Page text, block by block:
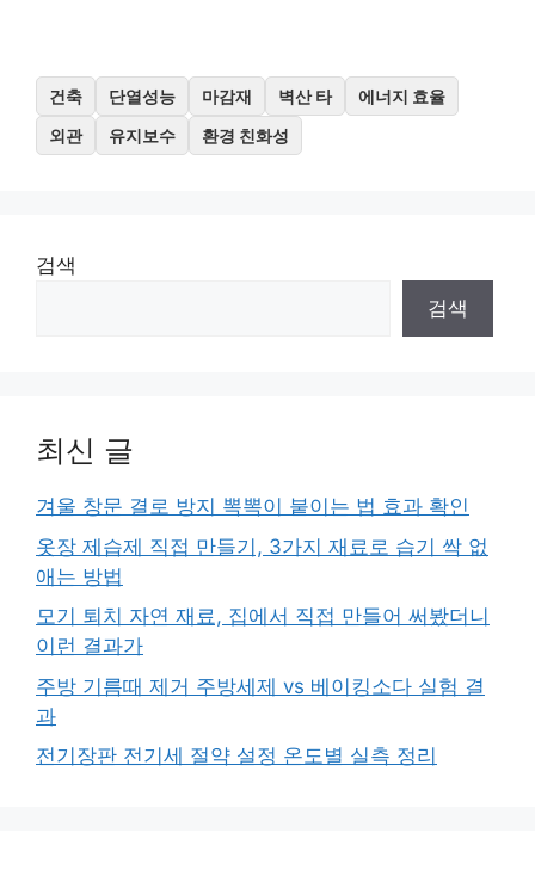
건축 단열성능 마감재 벽산 타
에너지 효율
외관
유지보수 환경 친화성
검색
검색
최신 글
겨울 창문 결로 방지 뽁뽁이 붙이는 법 효과 확인
옷장 제습제 직접 만들기, 3가지 재료로 습기 싹 없
애는 방법
모기 퇴치 자연 재료, 집에서 직접 만들어 써봤더니
이런 결과가
주방 기름때 제거 주방세제 vs 베이킹소다 실험 결
과
전기장판 전기세 절약 설정 온도별 실측 정리